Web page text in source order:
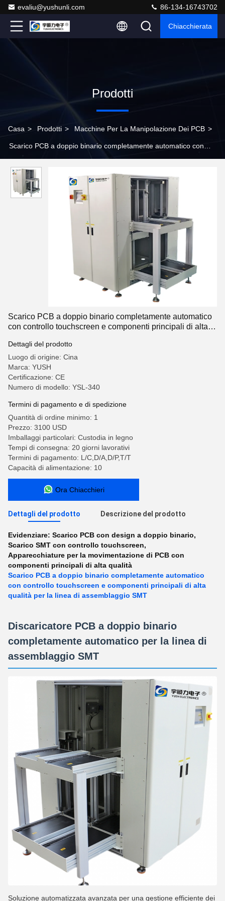
evaliu@yushunli.com 86-134-16743702
Chiacchierata
Prodotti
Casa > Prodotti > Macchine Per La Manipolazione Dei PCB >
Scarico PCB a doppio binario completamente automatico con
linea di assemblaggio SMT
Scarico PCB a doppio binario completamente automatico
con controllo touchscreen e componenti principali di alta
Dettagli del prodotto
Luogo di origine: Cina
Marca: YUSH
Certificazione: CE
Numero di modello: YSL-340
Termini di pagamento e di spedizione
Quantità di ordine minimo: 1
Prezzo: 3100 USD
Imballaggi particolari: Custodia in legno
Tempi di consegna: 20 giorni lavorativi
Termini di pagamento: L/C,D/A,D/P,T/T
Capacità di alimentazione: 10
Ora Chiacchieri
Dettagli del prodotto Descrizione del prodotto
Evidenziare: Scarico PCB con design a doppio binario,
Scarico SMT con controllo touchscreen,
Apparecchiature per la movimentazione di PCB con
componenti principali di alta qualità
Scarico PCB a doppio binario completamente automatico
con controllo touchscreen e componenti principali di alta
qualità per la linea di assemblaggio SMT
Discaricatore PCB a doppio binario
completamente automatico per la linea di
assemblaggio SMT
Soluzione automatizzata avanzata per una gestione efficiente dei